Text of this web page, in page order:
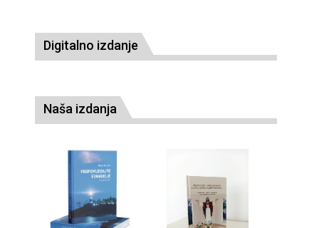
Digitalno izdanje
Naša izdanja